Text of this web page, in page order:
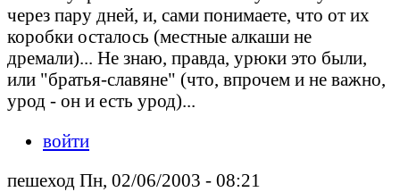
через пару дней, и, сами понимаете, что от их
коробки осталось (местные алкаши не
дремали)... Не знаю, правда, урюки это были,
или "братья-славяне" (что, впрочем и не важно,
урод - он и есть урод)...
войти
пешеход Пн, 02/06/2003 - 08:21